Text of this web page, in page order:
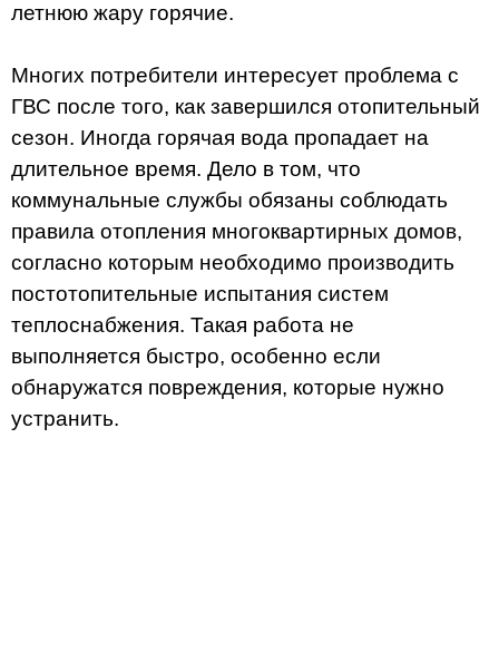
летнюю жару горячие.
Многих потребители интересует проблема с
ГВС после того, как завершился отопительный
сезон. Иногда горячая вода пропадает на
длительное время. Дело в том, что
коммунальные службы обязаны соблюдать
правила отопления многоквартирных домов,
согласно которым необходимо производить
постотопительные испытания систем
теплоснабжения. Такая работа не
выполняется быстро, особенно если
обнаружатся повреждения, которые нужно
устранить.